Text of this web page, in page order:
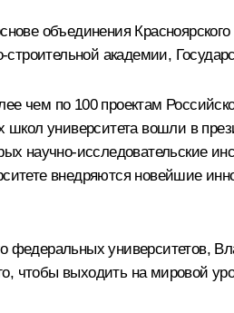
объединения Красноярского
строительной академии,
чем по 100 проектам
университета вошли в
научно-исследовательские
внедряются новейшие
университетов,
выходить на мировой